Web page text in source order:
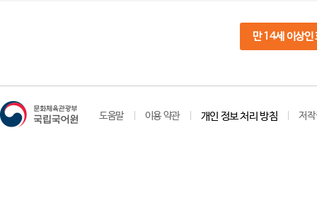
만 14세 이상인
도움말 이용 약관 개인 정보 처리 방침 저